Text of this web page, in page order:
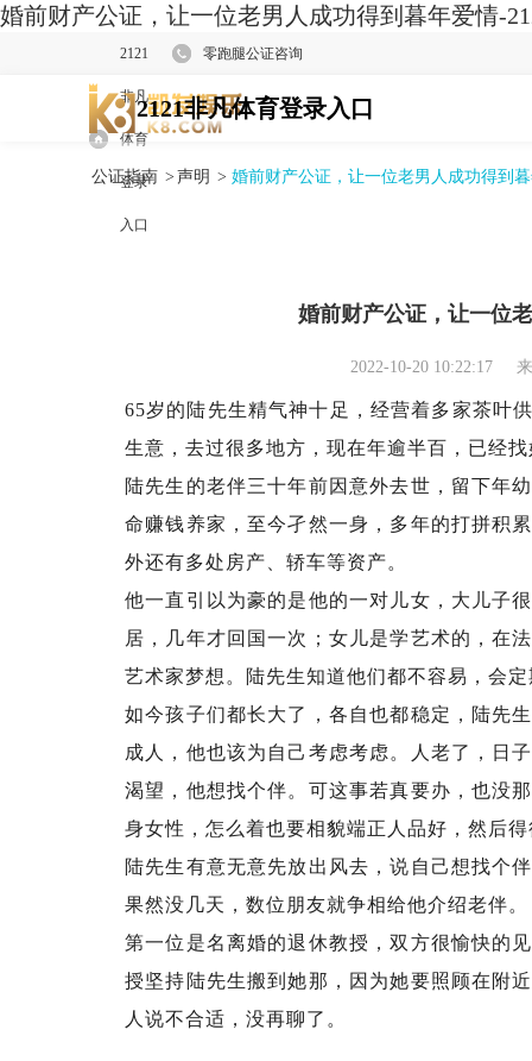
婚前财产公证，让一位老男人成功得到暮年爱情-
2121
非凡
体育
登录
入口
零跑腿公证咨询
2121非凡体育登录入口
公证指南 > 声明 > 婚前财产公证，让一位老男人成功得到
婚前财产公证，让一位
2022-10-20 10:22:17
65岁的陆先生精气神十足，经营着多家茶叶
生意，去过很多地方，现在年逾半百，已经
陆先生的老伴三十年前因意外去世，留下年
命赚钱养家，至今孑然一身，多年的打拼积
外还有多处房产、轿车等资产。
他一直引以为豪的是他的一对儿女，大儿子
居，几年才回国一次；女儿是学艺术的，在
艺术家梦想。陆先生知道他们都不容易，会
如今孩子们都长大了，各自也都稳定，陆先
成人，他也该为自己考虑考虑。人老了，日
渴望，他想找个伴。可这事若真要办，也没
身女性，怎么着也要相貌端正人品好，然后
陆先生有意无意先放出风去，说自己想找个
果然没几天，数位朋友就争相给他介绍老伴。
第一位是名离婚的退休教授，双方很愉快的
授坚持陆先生搬到她那，因为她要照顾在附
人说不合适，没再聊了。